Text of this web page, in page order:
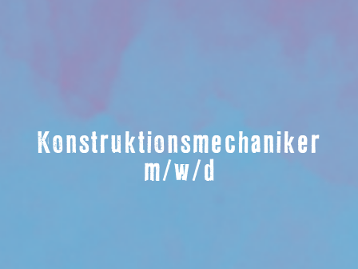
Konstruktionsmechaniker
m/w/d